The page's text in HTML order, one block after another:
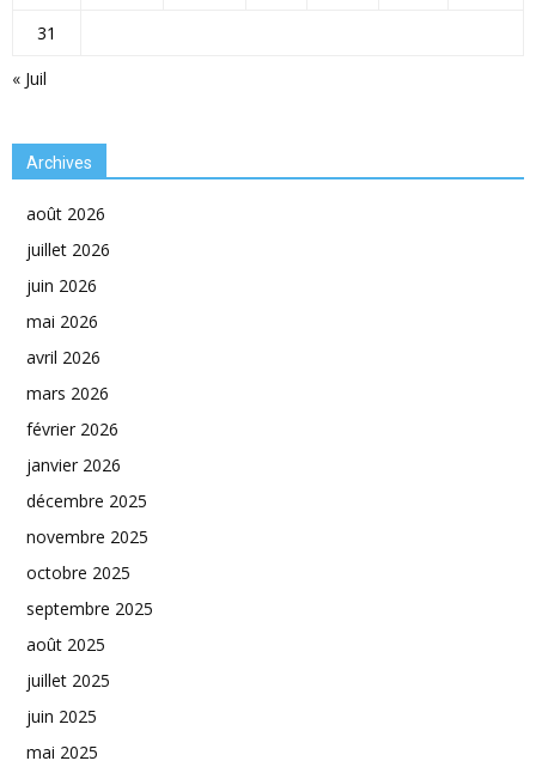
« Juil
31
Archives
août 2026
juillet 2026
juin 2026
mai 2026
avril 2026
mars 2026
février 2026
janvier 2026
décembre 2025
novembre 2025
octobre 2025
septembre 2025
août 2025
juillet 2025
juin 2025
mai 2025